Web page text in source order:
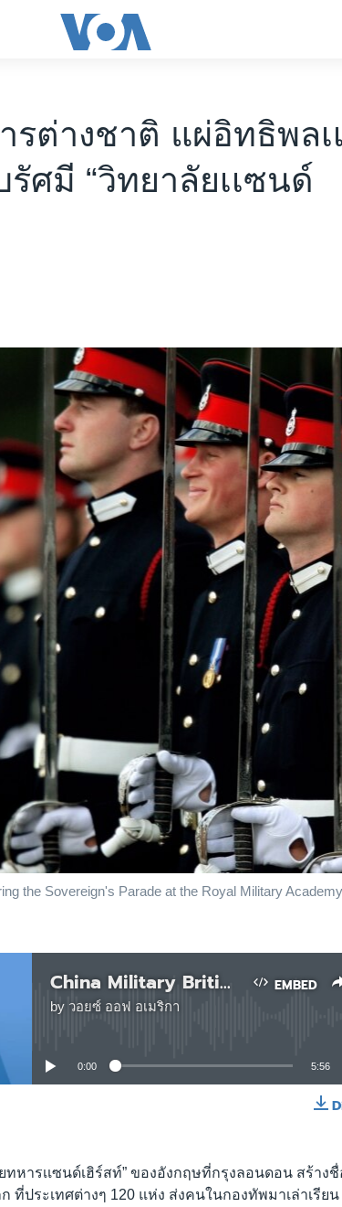
ต่างชาติ แผ่อิทธิพลเ
ศมี “วิทยาลัยเเซนด์
the Sovereign's Parade at the Royal Military
EMBED
China Military British Sandhurst Academy
by วอยซ์ ออฟ อเมริกา
No media source currently available
0:00 5:56
ทหารเเซนด์เฮิร์สท์” ของอังกฤษที่กรุงลอนดอน สร้างชื่
ประเทศต่างๆ 120 แห่ง ส่งคนในกองทัพมาเล่าเรียน